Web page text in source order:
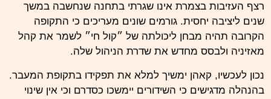
רצף העזיבות בצמרת אינו שגרתי בתחנה שנחשבה במשך
שנים ליציבה יחסית. גורמים שונים מעריכים כי התקופה
הקרובה תהיה מבחן ליכולתה של ״קול חי״ לשמר את קהל
מאזיניה ולבסס מחדש את שדרת הניהול שלה.
נכון לעכשיו, קאהן ימשיך למלא את תפקידו בתקופת המעבר.
בהנהלה מדגישים כי השידורים יימשכו כסדרם וכי אין שינוי